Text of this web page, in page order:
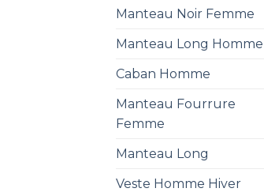
Manteau Noir Femme
Manteau Long Homme
Caban Homme
Manteau Fourrure
Femme
Manteau Long
Veste Homme Hiver